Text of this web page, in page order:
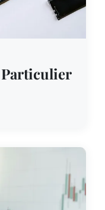
Particulier